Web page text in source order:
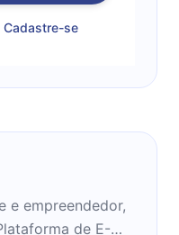
Cadastre-se
e empreendedor,
de E-